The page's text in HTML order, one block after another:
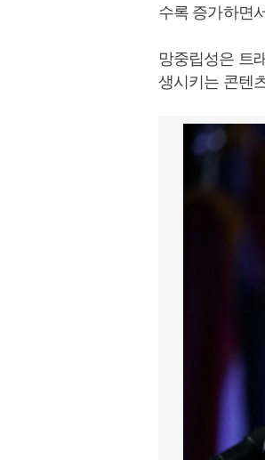
수록 증가하면
망중립성은 트
생시키는 콘텐